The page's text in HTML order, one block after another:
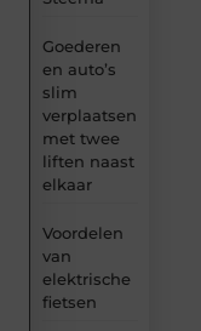
Goederen
en auto’s
slim
verplaatsen
met twee
liften naast
elkaar
Voordelen
van
elektrische
fietsen